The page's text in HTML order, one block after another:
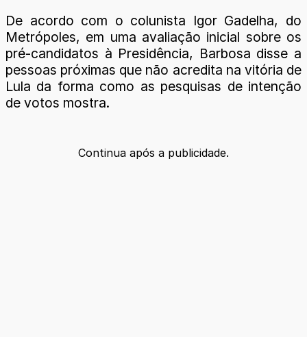
De acordo com o colunista Igor Gadelha, do
Metrópoles, em uma avaliação inicial sobre os
pré-candidatos à Presidência, Barbosa disse a
pessoas próximas que não acredita na vitória de
Lula da forma como as pesquisas de intenção
de votos mostra.
Continua após a publicidade.